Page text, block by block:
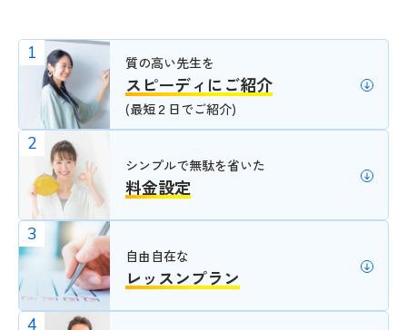
1 質の高い先生を
スピーディにご紹介
(最短２日でご紹介)
2
シンプルで無駄を省いた
料金設定
3
自由自在な
レッスンプラン
4